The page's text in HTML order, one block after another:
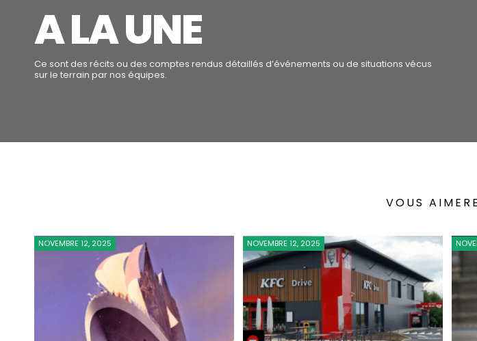
A LA UNE
Ce sont des récits ou des comptes rendus détaillés d’événements ou de situations vécus
sur le terrain par nos équipes.
VOUS
NOVEMBRE 12, 2025 NOVEMBRE 12, 2025